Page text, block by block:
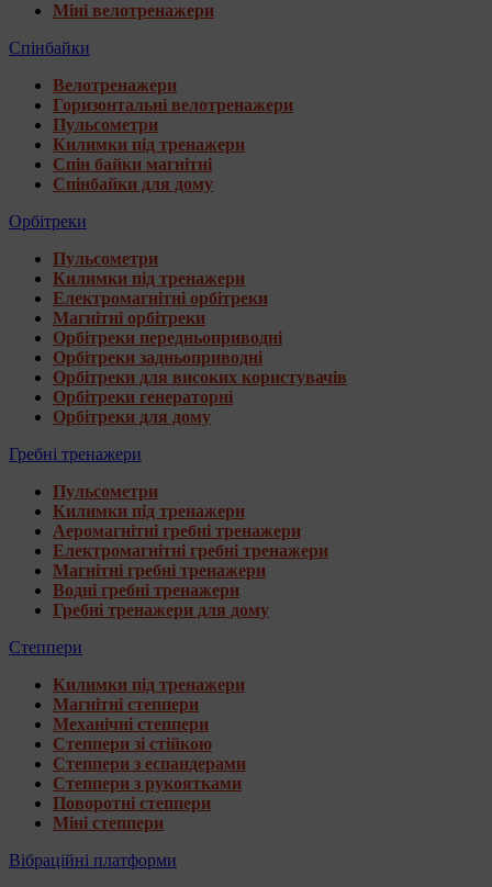
Міні велотренажери
Спінбайки
Велотренажери
Горизонтальні велотренажери
Пульсометри
Килимки під тренажери
Спін байки магнітні
Спінбайки для дому
Орбітреки
Пульсометри
Килимки під тренажери
Електромагнітні орбітреки
Магнітні орбітреки
Орбітреки передньоприводні
Орбітреки задньоприводні
Орбітреки для високих користувачів
Орбітреки генераторні
Орбітреки для дому
Гребні тренажери
Пульсометри
Килимки під тренажери
Аеромагнітні гребні тренажери
Електромагнітні гребні тренажери
Магнітні гребні тренажери
Водні гребні тренажери
Гребні тренажери для дому
Степпери
Килимки під тренажери
Магнітні степпери
Механічні степпери
Степпери зі стійкою
Степпери з еспандерами
Степпери з рукоятками
Поворотні степпери
Міні степпери
Вібраційні платформи